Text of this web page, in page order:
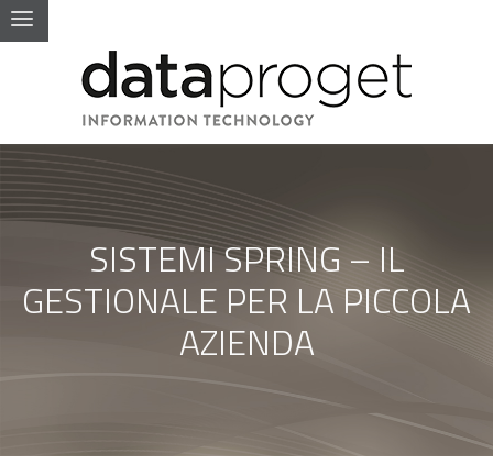
SISTEMI SPRING – IL
GESTIONALE PER LA PICCOLA
AZIENDA